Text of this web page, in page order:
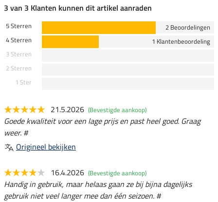
3 van 3 Klanten kunnen dit artikel aanraden
5 Sterren
2 Beoordelingen
4 Sterren
1 Klantenbeoordeling
3 Sterren
2 Sterren
1 Ster
21.5.2026 (Bevestigde aankoop)
Goede kwaliteit voor een lage prijs en past heel goed. Graag
weer. #
Origineel bekijken
16.4.2026 (Bevestigde aankoop)
Handig in gebruik, maar helaas gaan ze bij bijna dagelijks
gebruik niet veel langer mee dan één seizoen. #